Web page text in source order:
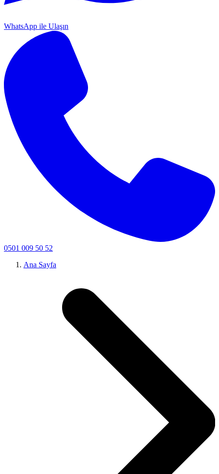
WhatsApp ile Ulaşın
0501 009 50 52
Ana Sayfa